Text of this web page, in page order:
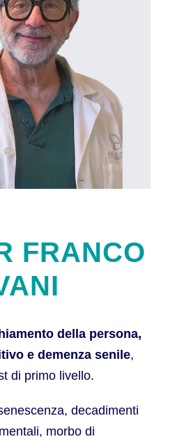
FRANCO
della persona,
e demenza senile,
di primo livello.
decadimenti
morbo di